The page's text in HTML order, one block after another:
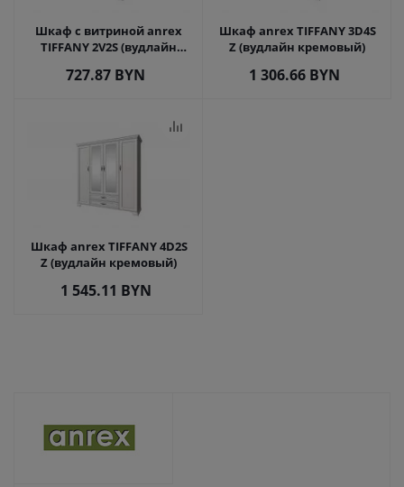
Шкаф с витриной anrex
TIFFANY 2V2S (вудлайн
727.87 BYN
Шкаф anrex TIFFANY 3D4S
Z (вудлайн кремовый)
1 306.66BYN
Шкаф anrex TIFFANY 4D2S
Z (вудлайн кремовый)
1 545.11 BYN